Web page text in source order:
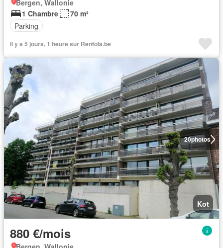
Bergen, Wallonie
1 Chambre
70 m²
Parking
Il y a 5 jours, 1 heure sur Rentola.be
20photos
Kot
880 €/mois